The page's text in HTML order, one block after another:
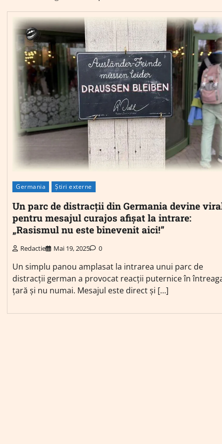
Germania Știri externe
Un parc de distracții din Germania devine
pentru mesajul curajos afișat la intrare:
„Rasismul nu este binevenit aici!”
Redactie Mai 19, 2025 0
Un simplu panou amplasat la intrarea unui parc de
distracții german a provocat reacții puternice în
țară și nu numai. Mesajul este direct și […]